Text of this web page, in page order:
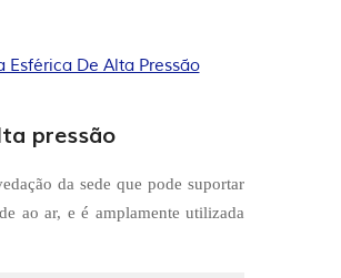
De Alta Pressão
pressão
da sede que pode suportar
ao ar, e é amplamente utilizada